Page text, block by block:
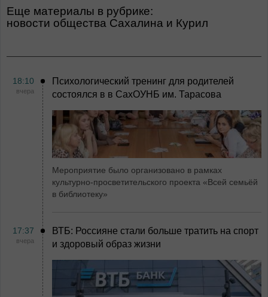
Еще материалы в рубрике:
Новости общества Сахалина и Курил
18:10
вчера
Психологический тренинг для родителей
состоялся в в СахОУНБ им. Тарасова
Мероприятие было организовано в рамках
культурно-просветительского проекта «Всей семьёй
в библиотеку»
17:37
вчера
ВТБ: Россияне стали больше тратить на спорт
и здоровый образ жизни